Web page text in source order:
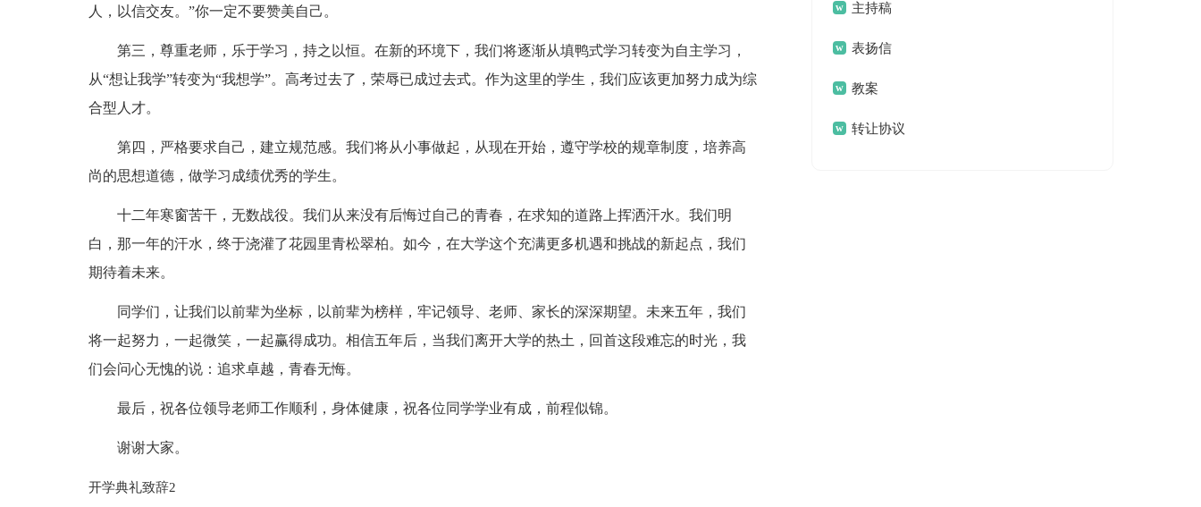
人，以信交友。”你一定不要赞美自己。
第三，尊重老师，乐于学习，持之以恒。在新的环境下，我们将逐渐从填鸭式学习转变为自主学习，
从“想让我学”转变为“我想学”。高考过去了，荣辱已成过去式。作为这里的学生，我们应该更加努力成为综
合型人才。
第四，严格要求自己，建立规范感。我们将从小事做起，从现在开始，遵守学校的规章制度，培养高
尚的思想道德，做学习成绩优秀的学生。
十二年寒窗苦干，无数战役。我们从来没有后悔过自己的青春，在求知的道路上挥洒汗水。我们明
白，那一年的汗水，终于浇灌了花园里青松翠柏。如今，在大学这个充满更多机遇和挑战的新起点，我们
期待着未来。
同学们，让我们以前辈为坐标，以前辈为榜样，牢记领导、老师、家长的深深期望。未来五年，我们
将一起努力，一起微笑，一起赢得成功。相信五年后，当我们离开大学的热土，回首这段难忘的时光，我
们会问心无愧的说：追求卓越，青春无悔。
最后，祝各位领导老师工作顺利，身体健康，祝各位同学学业有成，前程似锦。
谢谢大家。
开学典礼致辞2
主持稿
表扬信
教案
转让协议